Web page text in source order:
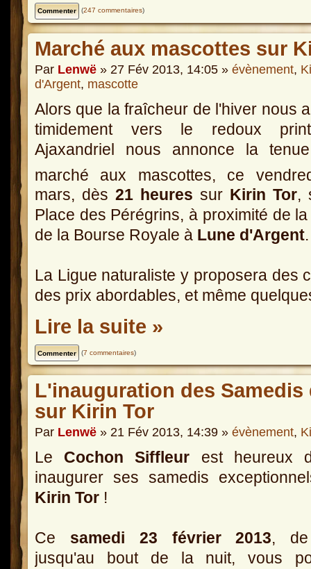
(247 commentaires)
Marché aux mascottes sur
Par Lenwë » 27 Fév 2013, 14:05 » évènement,
d'Argent, mascotte
Alors que la fraîcheur de l'hiver nous
timidement vers le redoux
Ajaxandriel nous annonce la
marché aux mascottes, ce
mars, dès21 heuressur Kirin Tor,
Place des Pérégrins, à proximité de
de la Bourse Royale à Lune d'Argent.
La Ligue naturaliste y proposera des
des prix abordables, et même
Lire la suite »
(7 commentaires)
L'inauguration des
sur Kirin Tor
Par Lenwë » 21 Fév 2013, 14:39 » évènement,
Le Cochon Siffleur est heureux
inaugurer ses samedis
Kirin Tor !
Ce samedi 23 février 2013,
jusqu'au bout de la nuit, vous